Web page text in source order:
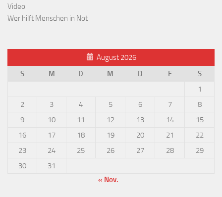
Video
Wer hilft Menschen in Not
August 2026
S
M D M D F
S
1
2
3 4 5 6 7
8
9
10 11 12 13 14
15
16
17 18 19 20 21
22
23
24 25 26 27 28
29
30
31
« Nov.